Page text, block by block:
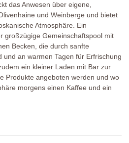
das Anwesen über eigene,
und Weinberge und bietet
Atmosphäre. Ein
großzügige Gemeinschaftspool mit
Becken, die durch sanfte
und an warmen Tagen für Erfrischung
ein kleiner Laden mit Bar zur
Produkte angeboten werden und wo
morgens einen Kaffee und ein